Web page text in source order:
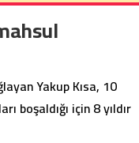
Yakup Kısa, 10
boşaldığı için 8 yıldır